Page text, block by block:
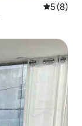
5 (8)